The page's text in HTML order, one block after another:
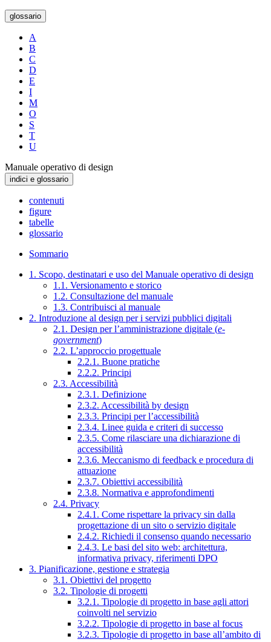
glossario
A
B
C
D
E
I
M
O
S
T
U
Manuale operativo di design
indici e glossario
contenuti
figure
tabelle
glossario
Sommario
1. Scopo, destinatari e uso del Manuale operativo di design
1.1. Versionamento e storico
1.2. Consultazione del manuale
1.3. Contribuisci al manuale
2. Introduzione al design per i servizi pubblici digitali
2.1. Design per l’amministrazione digitale (e-
government)
2.2. L’approccio progettuale
2.2.1. Buone pratiche
2.2.2. Principi
2.3. Accessibilità
2.3.1. Definizione
2.3.2. Accessibilità by design
2.3.3. Principi per l’accessibilità
2.3.4. Linee guida e criteri di successo
2.3.5. Come rilasciare una dichiarazione di
accessibilità
2.3.6. Meccanismo di feedback e procedura di
attuazione
2.3.7. Obiettivi accessibilità
2.3.8. Normativa e approfondimenti
2.4. Privacy
2.4.1. Come rispettare la privacy sin dalla
progettazione di un sito o servizio digitale
2.4.2. Richiedi il consenso quando necessario
2.4.3. Le basi del sito web: architettura,
informativa privacy, riferimenti DPO
3. Pianificazione, gestione e strategia
3.1. Obiettivi del progetto
3.2. Tipologie di progetti
3.2.1. Tipologie di progetto in base agli attori
coinvolti nel servizio
3.2.2. Tipologie di progetto in base al focus
3.2.3. Tipologie di progetto in base all’ambito di